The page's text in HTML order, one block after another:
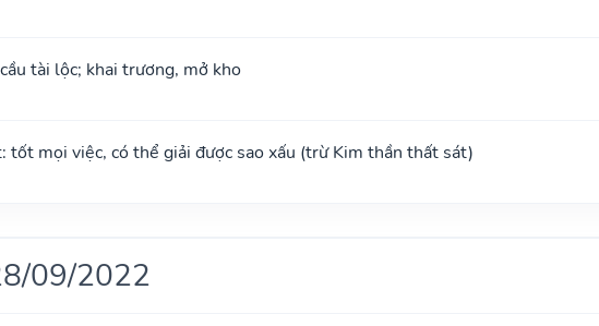
tài lộc; khai trương, mở kho
tốt mọi việc, có thể giải được sao xấu (trừ Kim thần thất sát)
09/2022